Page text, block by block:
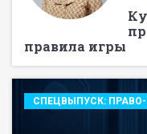
правила игры
СПЕЦВЫПУСК: ПРАВО-